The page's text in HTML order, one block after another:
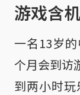
游戏含
一名13岁
个月会到访
到两小时